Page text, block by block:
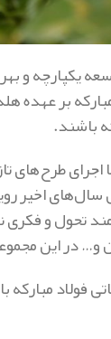
یکپارچه و
بر عهده
باشند.
اجرای
اخیر
و فکری
این
فولاد